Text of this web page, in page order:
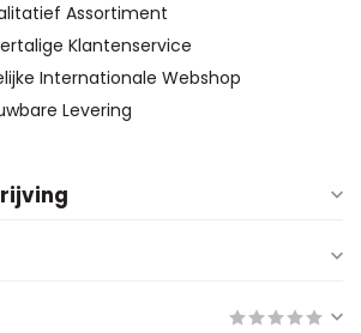
Assortiment
Klantenservice
Internationale Webshop
Levering